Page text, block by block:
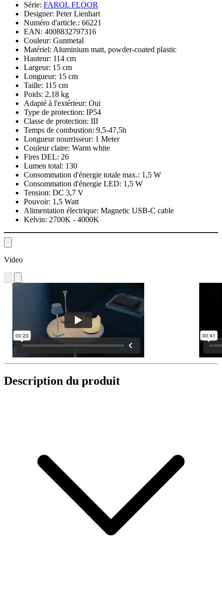
Série: FAROL FLOOR
Designer: Peter Lienhart
Numéro d'article.: 66221
EAN: 4008832797316
Couleur: Gunmetal
Matériel: Aluminium matt, powder-coated plastic
Hauteur: 114 cm
Largeur: 15 cm
Longueur: 15 cm
Taille: 115 cm
Poids: 2,18 kg
Adapté à l'extérieur: Oui
Type de protection: IP54
Classe de protection: III
Temps de combustion: 9,5-47,5h
Longueur nourrisseur: 1 Meter
Couleur claire: Warm white
Fires DEL: 26
Lumen total: 130
Consommation d'énergie totale max.: 1,5 W
Consommation d'énergie LED: 1,5 W
Tension: DC 3,7 V
Pouvoir: 1,5 Watt
Alimentation électrique: Magnetic USB-C cable
Kelvin: 2700K - 4000K
Video
Description du produit